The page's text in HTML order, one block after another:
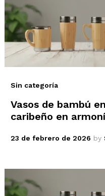
Sin categoría
Vasos de bambú
caribeño en
23 de febrero de 2026 by